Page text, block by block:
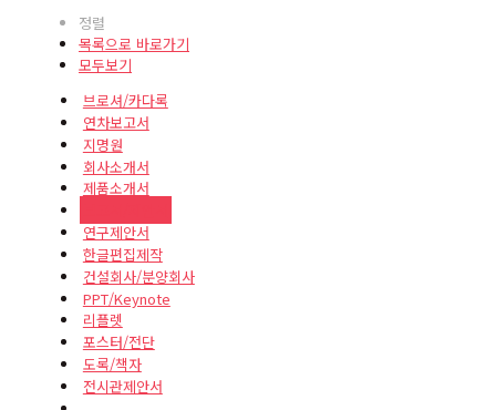
정렬
목록으로 바로가기
모두보기
브로셔/카다록
연차보고서
지명원
회사소개서
제품소개서
연구제안서
한글편집제작
건설회사/분양회사
PPT/Keynote
리플렛
포스터/전단
도록/책자
전시관제안서